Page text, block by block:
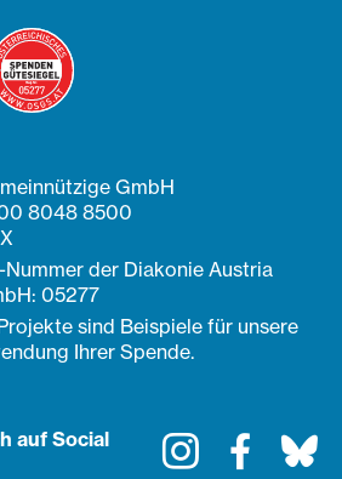
GmbH
8048 8500
der Diakonie Austria
05277
sind Beispiele für unsere
Ihrer Spende.
auf Social
Instagram